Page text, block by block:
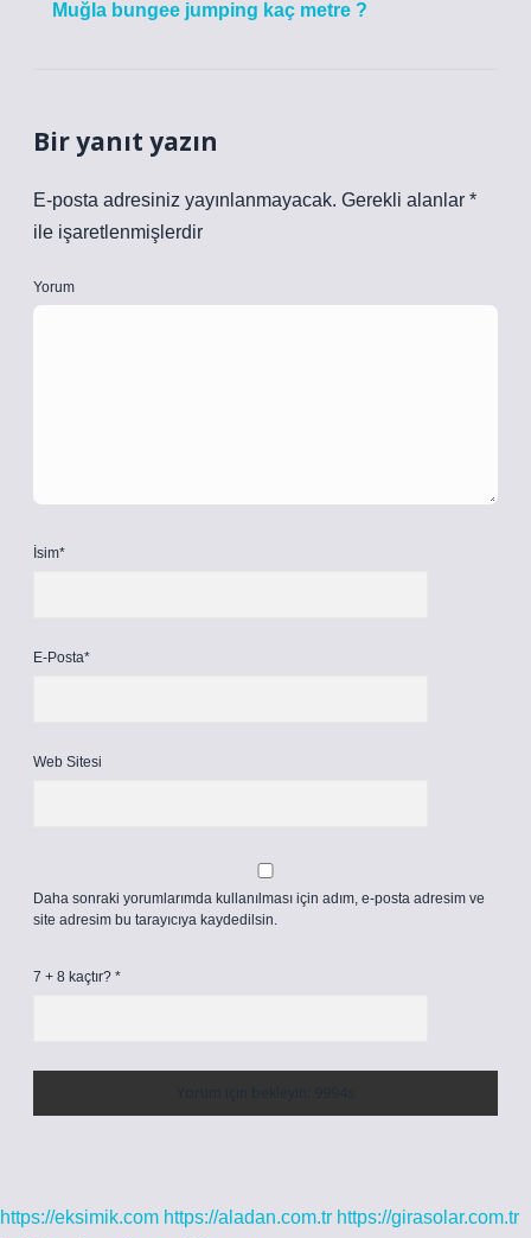
Muğla bungee jumping kaç metre ?
Bir yanıt yazın
E-posta adresiniz yayınlanmayacak. Gerekli alanlar *
ile işaretlenmişlerdir
Yorum
İsim*
E-Posta*
Web Sitesi
Daha sonraki yorumlarımda kullanılması için adım, e-posta adresim ve
site adresim bu tarayıcıya kaydedilsin.
7 + 8 kaçtır? *
https://eksimik.com https://aladan.com.tr https://girasolar.com.tr